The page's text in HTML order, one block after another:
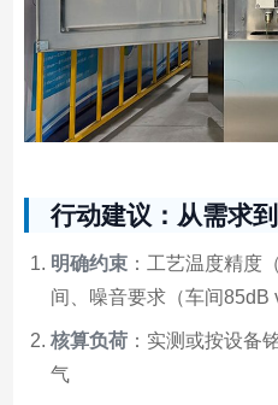
行动建议：从需求
明确约束：工艺温度精度
间、噪音要求（车间85dB
核算负荷：实测或按设备
气